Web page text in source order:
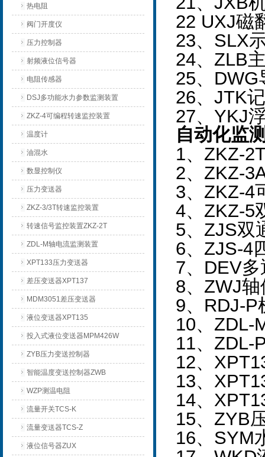
热电阻
阀门开度仪
压力控制器
射频液位信号器
电阻传感器
DSJ多功能水力参数监测装置
ZKZ-4可编程转速监控装置
温度计
油混水
数显控制仪
压力变送器
ZKZ-3/3T转速监控装置
转速信号监控装置ZKZ-2T
ZDL-M轴电流监测装置
XPT133压力变送器
差压变送器XPT137
MDM3051差压变送器
液位变送器XPT135
投入式液位变送器MPM426W
ZYB压力变送控制器
智能温度变送控制器ZWB
WZP测温电阻
流量开关TCS-K
流量变送器TCS-Z
液位信号器ZUX
22 UXJ磁
23、SLX
24、ZLB
25、DWG
26、JTK
27、YKJ
自动化监
1、ZKZ-
2、ZKZ-
3、ZKZ-4
4、ZKZ-5
5、ZJS双
6、ZJS-4
7、DEV
8、ZWJ
9、RDJ-P
10、ZDL-
11、ZDL-
12、
13、
14、
15、ZYB
16、SYM